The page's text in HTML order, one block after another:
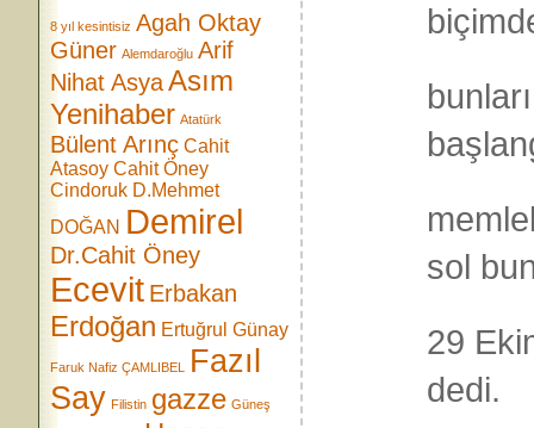
8 yıl kesintisiz Agah Oktay
Güner Alemdaroğlu Arif
Nihat AsyaAsım
Yenihaber Atatürk
Bülent Arınç Cahit
Atasoy Cahit Öney
Cindoruk D.Mehmet
DOĞAN Demirel
Dr.Cahit Öney
Ecevit Erbakan
Erdoğan Ertuğrul Günay
Faruk Nafiz ÇAMLIBEL
Fazıl
Say Filistin gazze Güneş
sol
29
dedi.